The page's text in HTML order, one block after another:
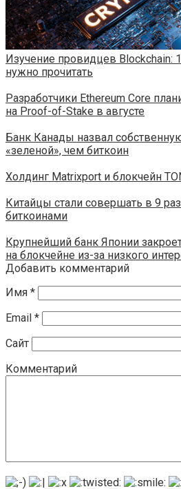
Изучение провидцев Blockchain:
нужно прочитать
Разработчики Ethereum Core
на Proof-of-Stake в августе
Банк Канады назвал
«зеленой», чем биткоин
​​Холдинг Matrixport и блокчейн
Китайцы стали совершать в 9
биткоинами
Крупнейший банк Японии
на блокчейне из-за низкого
Добавить комментарий
Имя *
Email *
Сайт
Комментарий